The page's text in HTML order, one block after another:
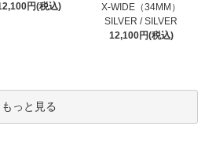
円(税込)
X-WIDE（34MM）
SILVER / SILVER
12,100円(税込)
もっと見る